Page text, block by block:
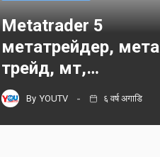
Metatrader 5
метатрейдер, мета
трейд, мт,…
By YOUTV ६ वर्ष अगाडि